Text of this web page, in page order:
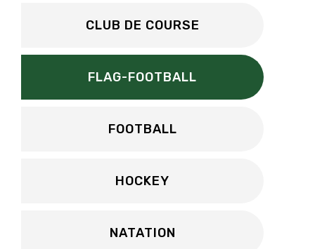
CLUB DE COURSE
FLAG-FOOTBALL
FOOTBALL
HOCKEY
NATATION